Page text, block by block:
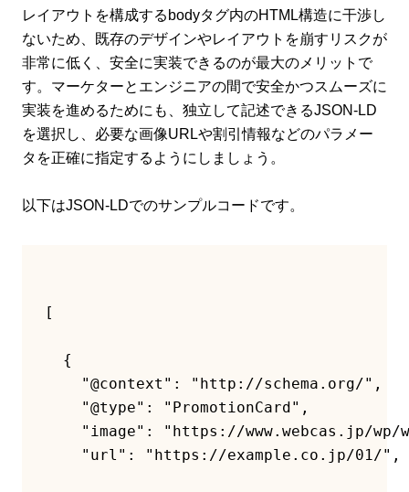
レイアウトを構成するbodyタグ内のHTML構造に干渉し
ないため、既存のデザインやレイアウトを崩すリスクが
非常に低く、安全に実装できるのが最大のメリットで
す。マーケターとエンジニアの間で安全かつスムーズに
実装を進めるためにも、独立して記述できるJSON-LD
を選択し、必要な画像URLや割引情報などのパラメー
タを正確に指定するようにしましょう。
以下はJSON-LDでのサンプルコードです。
  {
    "@context": "http://schema.org/",
    "@type": "PromotionCard",
"image": "https://www.webcas.jp/
    "url": "https://example.co.jp/01/",